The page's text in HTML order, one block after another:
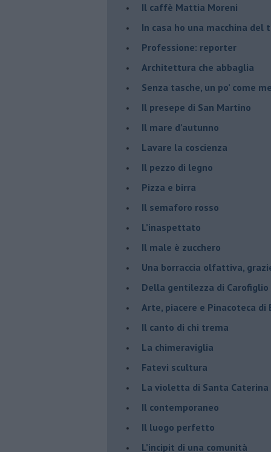
​Il caffè Mattia Moreni
​In casa ho una macchina del
Professione: reporter
Architettura che abbaglia
​Senza tasche, un po’ come me
​Il presepe di San Martino
​Il mare d’autunno
​Lavare la coscienza
​Il pezzo di legno
​Pizza e birra
​Il semaforo rosso
​L’inaspettato
​Il male è zucchero
​Una borraccia olfattiva,
​Della gentilezza di Carofiglio
Arte, piacere e Pinacoteca di
​Il canto di chi trema
La chimeraviglia
​Fatevi scultura
​La violetta di Santa Caterina
​Il contemporaneo
​Il luogo perfetto
​L’incipit di una comunità